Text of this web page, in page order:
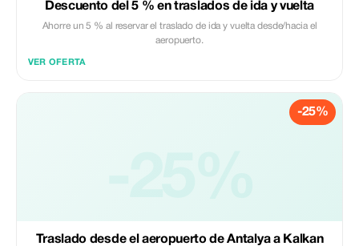
Descuento del 5 % en traslados de ida y vuelta
Ahorre un 5 % al reservar el traslado de ida y vuelta desde/hacia el
aeropuerto.
VER OFERTA
-25%
Traslado desde el aeropuerto de Antalya a Kalkan